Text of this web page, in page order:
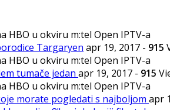
Targaryen apr 19, 2017 - 915
tumače jedan apr 19, 2017 - 915
morate pogledati s najboljom apr